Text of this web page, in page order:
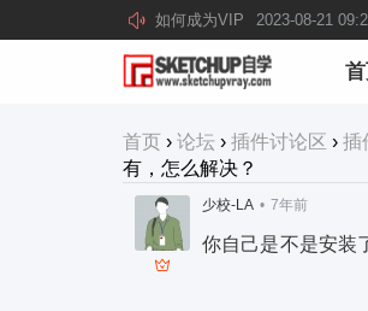
如何成为VIP 2023-08-21
首页 › 论坛 › 插件讨论区 › 插
有，怎么解决？
少校-LA • 7年前
你自己是不是安装